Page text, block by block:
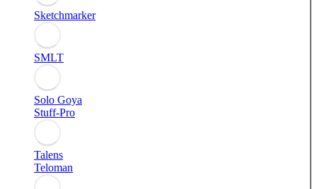
Sketchmarker
SMLT
Solo Goya
Stuff-Pro
Talens
Teloman